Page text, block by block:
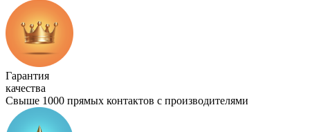
Гарантия
качества
Свыше 1000 прямых контактов с производителями